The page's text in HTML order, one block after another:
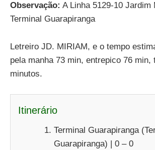
Observação: A Linha 5129-10 Jardim
Terminal Guarapiranga
Letreiro JD. MIRIAM, e o tempo
pela manha 73 min, entrepico 76 min,
minutos.
Itinerário
Terminal Guarapiranga
Guarapiranga) | 0 – 0